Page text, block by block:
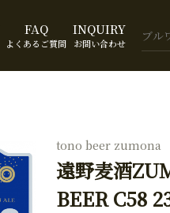
FAQ
よくあるご質問
INQUIRY
お問い合わせ
tono beer zumona
遠野麦酒
BEER C58